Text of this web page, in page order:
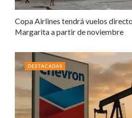
Copa Airlines tendrá vuelos
Margarita a partir de noviembre
DESTACADAS